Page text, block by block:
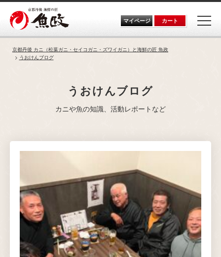
Skip
content
マイページ カート
京都丹後 カニ（松葉ガニ・セイコガニ・ズワイガニ）と海鮮の匠 魚政
うおけんブログ
うおけんブログ
カニや魚の知識、活動レポートなど